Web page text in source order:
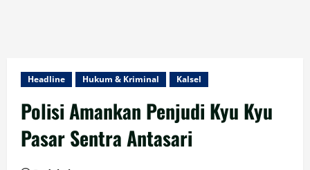
Headline Hukum & Kriminal Kalsel
Polisi Amankan Penjudi Kyu Kyu
Pasar Sentra Antasari